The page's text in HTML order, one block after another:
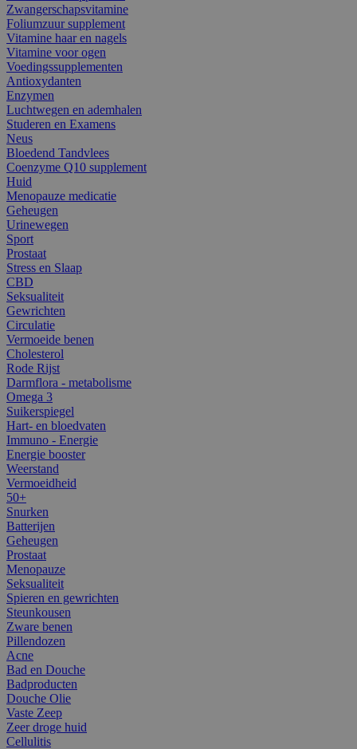
Zwangerschapsvitamine
Foliumzuur supplement
Vitamine haar en nagels
Vitamine voor ogen
Voedingssupplementen
Antioxydanten
Enzymen
Luchtwegen en ademhalen
Studeren en Examens
Neus
Bloedend Tandvlees
Coenzyme Q10 supplement
Huid
Menopauze medicatie
Geheugen
Urinewegen
Sport
Prostaat
Stress en Slaap
CBD
Seksualiteit
Gewrichten
Circulatie
Vermoeide benen
Cholesterol
Rode Rijst
Darmflora - metabolisme
Omega 3
Suikerspiegel
Hart- en bloedvaten
Immuno - Energie
Energie booster
Weerstand
Vermoeidheid
50+
Snurken
Batterijen
Geheugen
Prostaat
Menopauze
Seksualiteit
Spieren en gewrichten
Steunkousen
Zware benen
Pillendozen
Acne
Bad en Douche
Badproducten
Douche Olie
Vaste Zeep
Zeer droge huid
Cellulitis